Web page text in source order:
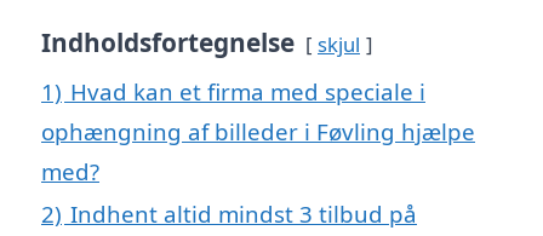
Indholdsfortegnelse skjul
1) Hvad kan et firma med speciale i
ophængning af billeder i Føvling hjælpe
med?
2) Indhent altid mindst 3 tilbud på